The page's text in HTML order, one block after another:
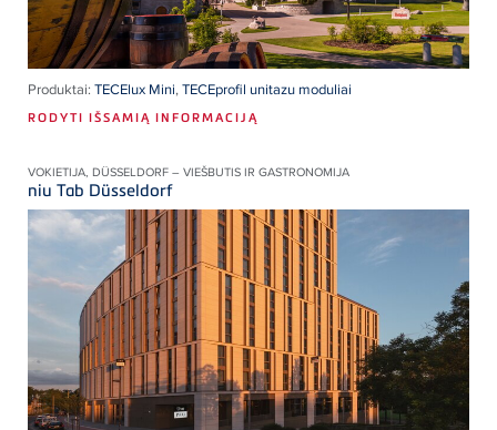
Produktai: TECElux Mini,TECEprofil unitazu moduliai
RODYTI IŠSAMIĄ INFORMACIJĄ
VOKIETIJA, DÜSSELDORF – VIEŠBUTIS IR GASTRONOMIJA
niu Tab Düsseldorf